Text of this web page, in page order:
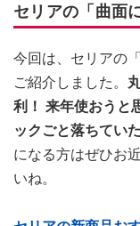
セリアの「曲面
今回は、セリアの
ご紹介しました。
利！ 来年使おうと
ックごと落ちてい
になる方はぜひお
いね。